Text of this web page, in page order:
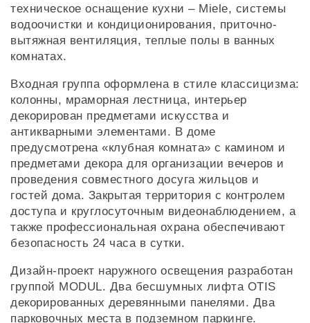
техническое оснащение кухни – Miele, системы
водоочистки и кондиционирования, приточно-
вытяжная вентиляция, теплые полы в ванных
комнатах.
Входная группа оформлена в стиле классицизма:
колонны, мраморная лестница, интерьер
декорирован предметами искусства и
антикварными элементами. В доме
предусмотрена «клубная комната» с камином и
предметами декора для организации вечеров и
проведения совместного досуга жильцов и
гостей дома. Закрытая территория с контролем
доступа и круглосуточным видеонаблюдением, а
также профессиональная охрана обеспечивают
безопасность 24 часа в сутки.
Дизайн-проект наружного освещения разработан
группой MODUL. Два бесшумных лифта OTIS
декорированных деревянными панелями. Два
парковочных места в подземном паркинге.